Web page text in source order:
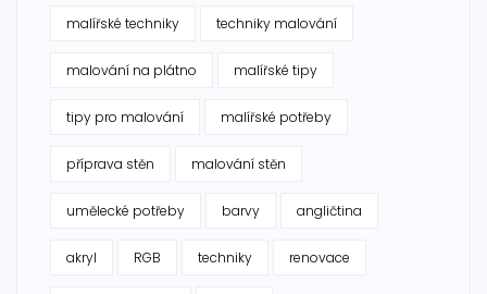
malířské techniky techniky malování
malování na plátno malířské tipy
tipy pro malování malířské potřeby
příprava stěn malování stěn
umělecké potřeby barvy angličtina
akryl RGB techniky renovace